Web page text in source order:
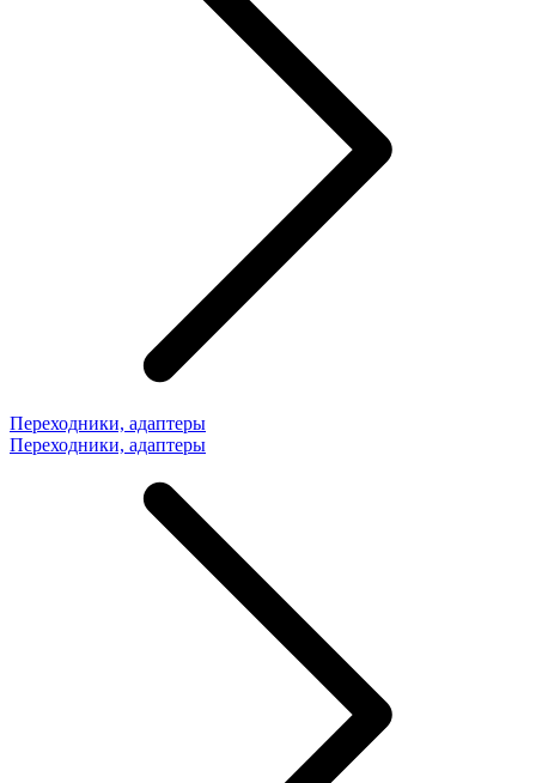
Переходники, адаптеры
Переходники, адаптеры